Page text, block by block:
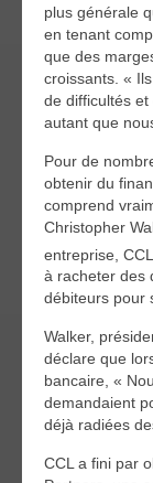
plus générale
en tenant
que des
croissants. «
de difficultés
autant que
Pour de
obtenir du
comprend
Christopher
entreprise,
à racheter des
débiteurs pour
Walker,
déclare que
bancaire, «
demandaient
déjà radiées
CCL a fini par